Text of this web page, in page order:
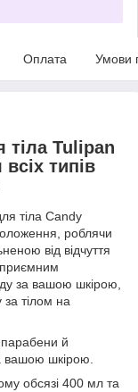
Оплата Умови
Tulipan
типів
тіла Candy
роблячи
від відчуття
приємним
за вашою шкірою,
тілом на
й
вашою шкірою.
обсязі 400 мл та